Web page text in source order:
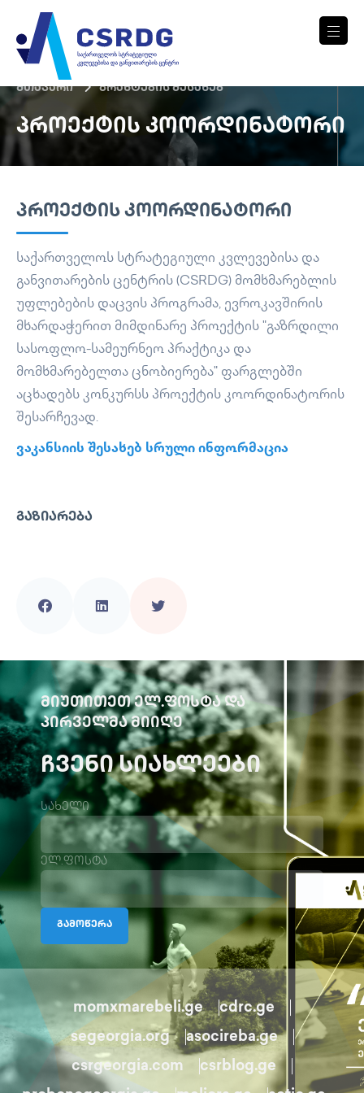
მთავარი გრანტების შესახებ
ᲞᲠᲝᲔᲥᲢᲘᲡ ᲙᲝᲝᲠᲓᲘᲜᲐᲢᲝᲠᲘ
ᲞᲠᲝᲔᲥᲢᲘᲡ ᲙᲝᲝᲠᲓᲘᲜᲐᲢᲝᲠᲘ
საქართველოს სტრატეგიული კვლევებისა და
განვითარების ცენტრის (CSRDG) მომხმარებლის
უფლებების დაცვის პროგრამა, ევროკავშირის
მხარდაჭერით მიმდინარე პროექტის "გაზრდილი
სასოფლო-სამეურნეო პრაქტიკა და
მომხმარებელთა ცნობიერება" ფარგლებში
აცხადებს კონკურსს პროექტის კოორდინატორის
შესარჩევად.
ვაკანსიის შესახებ სრული ინფორმაცია
ᲒᲐᲖᲘᲐᲠᲔᲑᲐ
ᲛᲘᲣᲗᲘᲗᲔᲗ ᲔᲚ.ᲤᲝᲡᲢᲐ ᲓᲐ
ᲞᲘᲠᲕᲔᲚᲛᲐ ᲛᲘᲘᲦᲔ
ᲩᲕᲔᲜᲘ ᲡᲘᲐᲮᲚᲔᲔᲑᲘ
სახელი
ელ.ფოსტა
გამოწერა
momxmarebeli.ge
cdrc.ge
segeorgia.org
asocireba.ge
csrgeorgia.com
csrblog.ge